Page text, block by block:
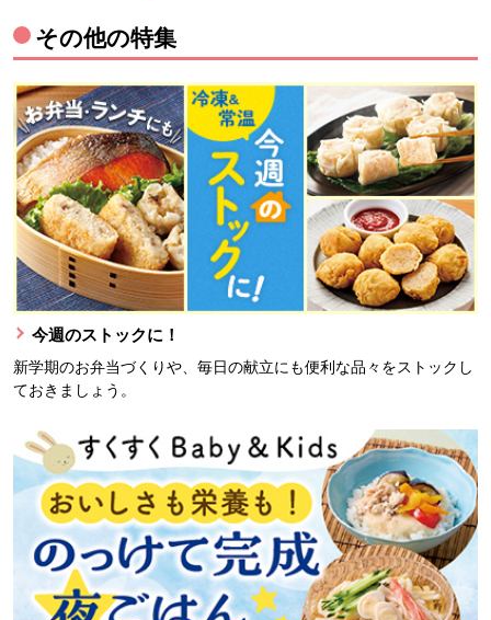
その他の特集
今週のストックに！
新学期のお弁当づくりや、毎日の献立にも便利な品々をストックし
ておきましょう。